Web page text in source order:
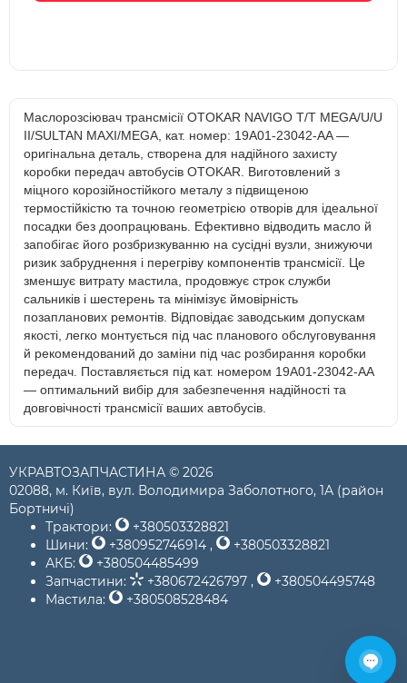
Маслорозсіювач трансмісії OTOKAR NAVIGO T/T MEGA/U/U
II/SULTAN MAXI/MEGA, кат. номер: 19A01-23042-AA —
оригінальна деталь, створена для надійного захисту
коробки передач автобусів OTOKAR. Виготовлений з
міцного корозійностійкого металу з підвищеною
термостійкістю та точною геометрією отворів для ідеальної
посадки без доопрацювань. Ефективно відводить масло й
запобігає його розбризкуванню на сусідні вузли, знижуючи
ризик забруднення і перегріву компонентів трансмісії. Це
зменшує витрату мастила, продовжує строк служби
сальників і шестерень та мінімізує ймовірність
позапланових ремонтів. Відповідає заводським допускам
якості, легко монтується під час планового обслуговування
й рекомендований до заміни під час розбирання коробки
передач. Поставляється під кат. номером 19A01-23042-AA
— оптимальний вибір для забезпечення надійності та
довговічності трансмісії ваших автобусів.
УКРАВТОЗАПЧАСТИНА © 2026
02088, м. Київ, вул. Володимира Заболотного, 1А (район
Бортничі)
Трактори:
+380503328821
Шини:
+380952746914 ,
+380503328821
АКБ:
+380504485499
Запчастини:
+380672426797 ,
+380504495748
Мастила:
+380508528484